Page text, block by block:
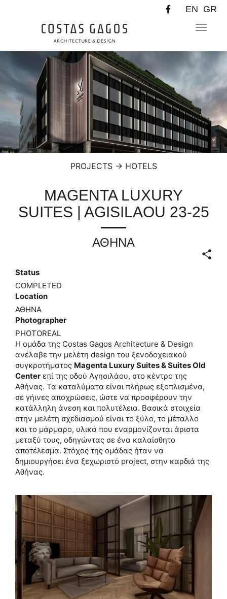
Toggle
EN GR
PROJECTS→ HOTELS
MAGENTA LUXURY
SUITES | AGISILAOU 23-25
ΑΘΗΝΑ
Status
COMPLETED
Location
ΑΘΗΝΑ
Photographer
PHOTOREAL
Η ομάδα της Costas Gagos Architecture & Design
ανέλαβε την μελέτη design του ξενοδοχειακού
συγκροτήματος Magenta Luxury Suites & Suites Old
Center επί της οδού Αγησιλάου, στο κέντρο της
Αθήνας. Τα καταλύματα είναι πλήρως εξοπλισμένα,
σε γήινες αποχρώσεις, ώστε να προσφέρουν την
κατάλληλη άνεση και πολυτέλεια. Βασικά στοιχεία
στην μελέτη σχεδιασμού είναι το ξύλο, το μέταλλο
και το μάρμαρο, υλικά που εναρμονίζονται άριστα
μεταξύ τους, οδηγώντας σε ένα καλαίσθητο
αποτέλεσμα. Στόχος της ομάδας ήταν να
δημιουργήσει ένα ξεχωριστό project, στην καρδιά της
Αθήνας.